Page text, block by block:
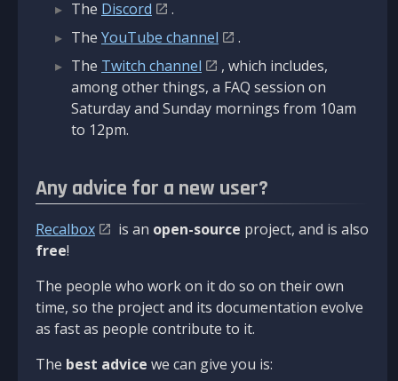
The Discord
.
The YouTube channel
.
The Twitch channel
, which includes,
among other things, a FAQ session on
Saturday and Sunday mornings from 10am
to 12pm.
Any advice for a new user?
Recalbox is an open-source project, and is also
free!
The people who work on it do so on their own
time, so the project and its documentation evolve
as fast as people contribute to it.
The best advice we can give you is: